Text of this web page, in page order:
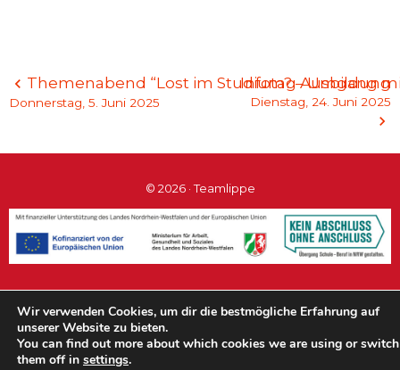
Beitragsnavigation
Themenabend “Lost im Studium? – Umgang
Donnerstag, 5. Juni 2025
Infotag Ausbildung
Dienstag, 24. Juni 2025
© 2026 · Teamlippe
#teamlippe
Wir verwenden Cookies, um dir die bestmögliche Erfahrung auf
unserer Website zu bieten.
You can find out more about which cookies we are using or switch
them off in settings.